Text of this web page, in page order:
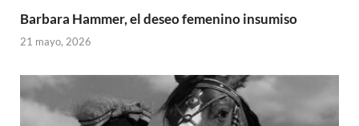
Barbara Hammer, el deseo femenino insumiso
21 mayo, 2026